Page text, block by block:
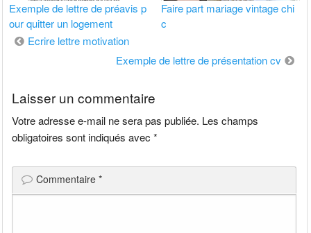
Exemple de lettre de préavis p
our quitter un logement
Faire part mariage vintage chi
c
Navigation
Ecrire lettre motivation
Exemple de lettre de présentation cv
Laisser un commentaire
Votre adresse e-mail ne sera pas publiée. Les champs
obligatoires sont indiqués avec*
Commentaire*